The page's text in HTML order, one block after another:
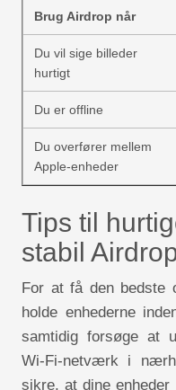
Brug Airdrop når
Du vil sige billeder
hurtigt
Du er offline
Du overfører mellem
Apple-enheder
Tips til
stabil
For at få den bedste
holde enhederne
samtidig forsøge at
Wi-Fi-netværk i
sikre, at dine